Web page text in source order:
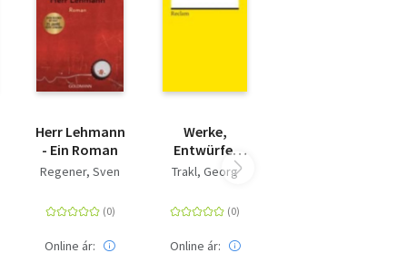
Herr Lehmann
- Ein Roman
Regener, Sven
Online ár:
Werke,
Entwürfe,
Briefe
Trakl, Georg
Online ár: